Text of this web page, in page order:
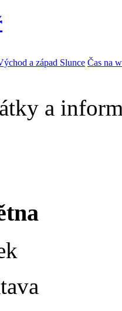
a západ Slunce Čas na
a